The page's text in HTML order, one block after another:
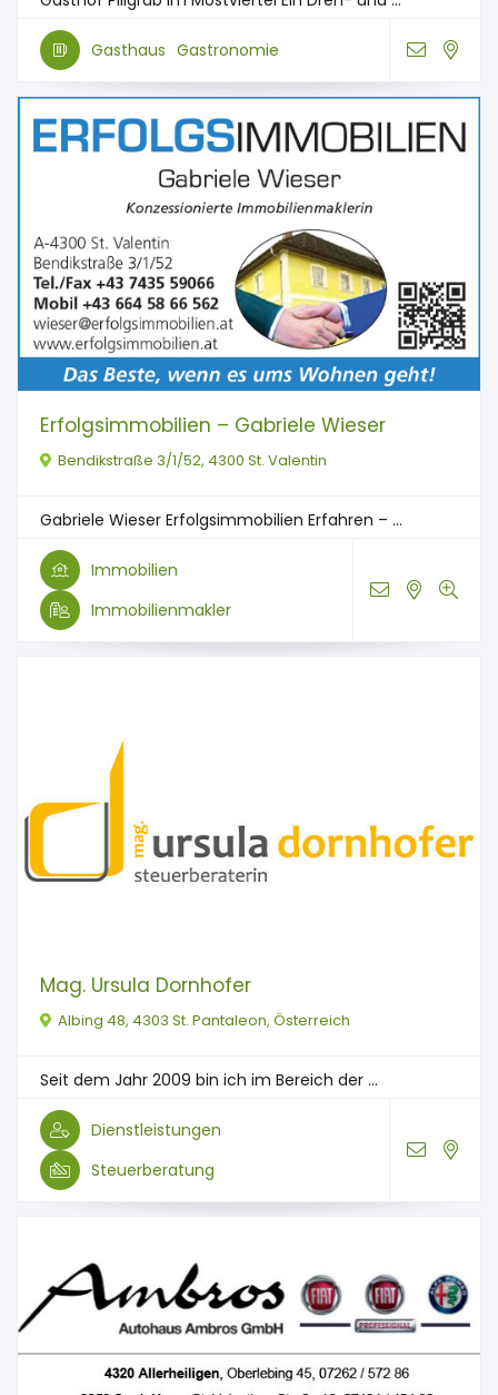
Gasthaus Gastronomie
Erfolgsimmobilien – Gabriele Wieser
Bendikstraße 3/1/52, 4300 St. Valentin
Gabriele Wieser Erfolgsimmobilien Erfahren – ...
Immobilien
Immobilienmakler
Mag. Ursula Dornhofer
Albing 48, 4303 St. Pantaleon, Österreich
Seit dem Jahr 2009 bin ich im Bereich der ...
Dienstleistungen
Steuerberatung